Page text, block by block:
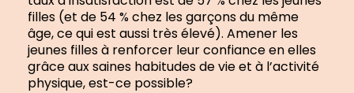
filles (et de 54 % chez les garçons du même
âge, ce qui est aussi très élevé). Amener les
jeunes filles à renforcer leur confiance en elles
grâce aux saines habitudes de vie et à l’activité
physique, est-ce possible?